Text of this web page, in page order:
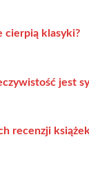
cierpią klasyki?
jest
recenzji